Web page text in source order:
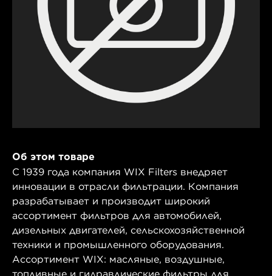
Об этом товаре
С 1939 года компания WIX Filters внедряет
инновации в отрасли фильтрации. Компания
разрабатывает и производит широкий
ассортимент фильтров для автомобилей,
дизельных двигателей, сельскохозяйственной
техники и промышленного оборудования.
Ассортимент WIX: масляные, воздушные,
топливные и гидравлические фильтры для